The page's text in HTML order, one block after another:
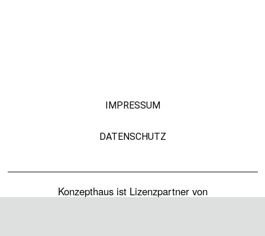
IMPRESSUM
DATENSCHUTZ
Konzepthaus ist Lizenzpartner von